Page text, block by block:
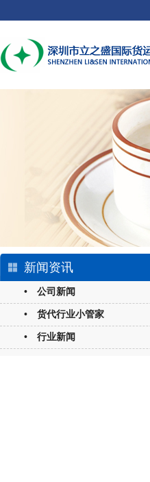
新闻资讯
• 公司新闻
• 货代行业小管家
• 行业新闻